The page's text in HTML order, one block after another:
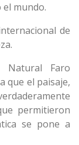
mundo.
de
Natural Faro
que el paisaje,
permitieron
se pone a